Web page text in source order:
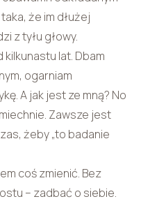
że im dłużej
z tyłu głowy.
lat. Dbam
ogarniam
A jak jest ze mną? No
Zawsze jest
żeby „to badanie
coś zmienić. Bez
– zadbać o siebie.